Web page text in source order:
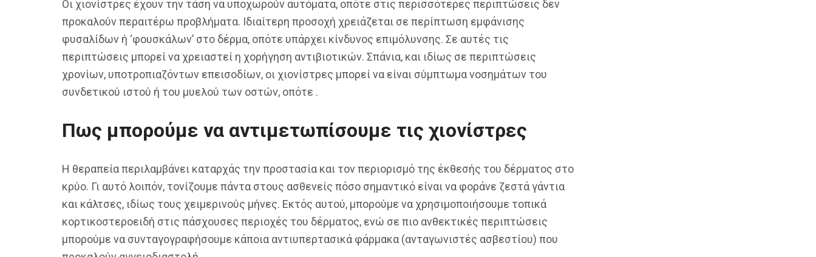
Οι χιονίστρες έχουν την τάση να υποχωρούν αυτόματα, οπότε στις περισσότερες περιπτώσεις δεν
προκαλούν περαιτέρω προβλήματα. Ιδιαίτερη προσοχή χρειάζεται σε περίπτωση εμφάνισης
φυσαλίδων ή ‘φουσκάλων’ στο δέρμα, οπότε υπάρχει κίνδυνος επιμόλυνσης. Σε αυτές τις
περιπτώσεις μπορεί να χρειαστεί η χορήγηση αντιβιοτικών. Σπάνια, και ιδίως σε περιπτώσεις
χρονίων, υποτροπιαζόντων επεισοδίων, οι χιονίστρες μπορεί να είναι σύμπτωμα νοσημάτων του
συνδετικού ιστού ή του μυελού των οστών, οπότε .
Πως μπορούμε να αντιμετωπίσουμε τις χιονίστρες
Η θεραπεία περιλαμβάνει καταρχάς την προστασία και τον περιορισμό της έκθεσής του δέρματος στο
κρύο. Γι αυτό λοιπόν, τονίζουμε πάντα στους ασθενείς πόσο σημαντικό είναι να φοράνε ζεστά γάντια
και κάλτσες, ιδίως τους χειμερινούς μήνες. Εκτός αυτού, μπορούμε να χρησιμοποιήσουμε τοπικά
κορτικοστεροειδή στις πάσχουσες περιοχές του δέρματος, ενώ σε πιο ανθεκτικές περιπτώσεις
μπορούμε να συνταγογραφήσουμε κάποια αντιυπερτασικά φάρμακα (ανταγωνιστές ασβεστίου) που